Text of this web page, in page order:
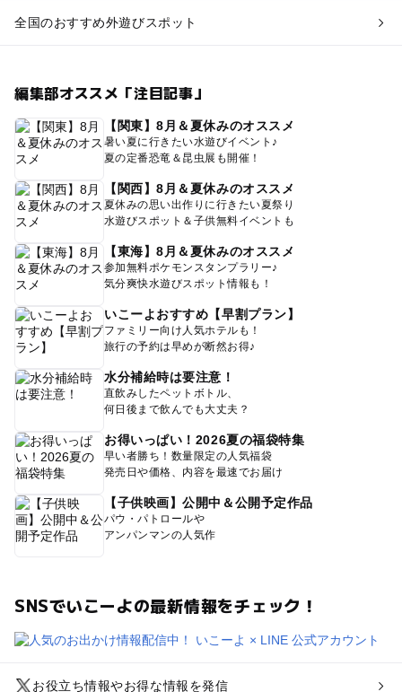
全国のおすすめ外遊びスポット
編集部オススメ「注目記事」
【関東】8月＆夏休みのオススメ
暑い夏に行きたい水遊びイベント♪
夏の定番恐竜＆昆虫展も開催！
【関西】8月＆夏休みのオススメ
夏休みの思い出作りに行きたい夏祭り
水遊びスポット＆子供無料イベントも
【東海】8月＆夏休みのオススメ
参加無料ポケモンスタンプラリー♪
気分爽快水遊びスポット情報も！
いこーよおすすめ【早割プラン】
ファミリー向け人気ホテルも！
旅行の予約は早めが断然お得♪
水分補給時は要注意！
直飲みしたペットボトル、
何日後まで飲んでも大丈夫？
お得いっぱい！2026夏の福袋特集
早い者勝ち！数量限定の人気福袋
発売日や価格、内容を最速でお届け
【子供映画】公開中＆公開予定作品
パウ・パトロールや
アンパンマンの人気作
SNSでいこーよの最新情報をチェック！
お役立ち情報やお得な情報を発信